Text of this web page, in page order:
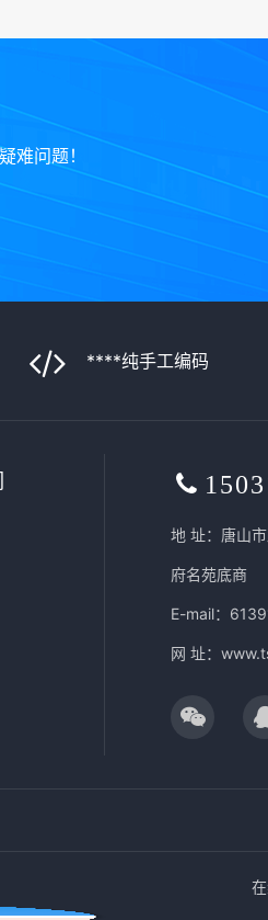
难问题！
****纯手工编码
地 址：唐山
府名苑底商
E-mail：
网 址：